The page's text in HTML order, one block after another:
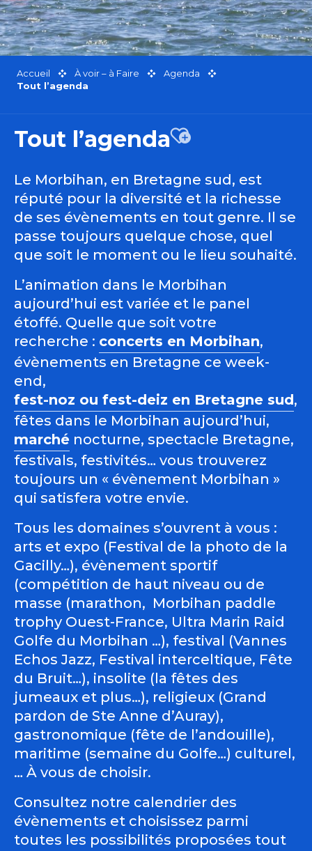
Accueil À voir – à Faire
Agenda
Tout l’agenda
Tout l’agendaAjouter aux
Le Morbihan, en Bretagne sud, est
réputé pour la diversité et la richesse
de ses évènements en tout genre. Il se
passe toujours quelque chose, quel
que soit le moment ou le lieu souhaité.
L’animation dans le Morbihan
aujourd’hui est variée et le panel
étoffé. Quelle que soit votre
recherche : concerts en Morbihan,
évènements en Bretagne ce week-
end,
fest-noz ou fest-deiz en Bretagne sud,
fêtes dans le Morbihan aujourd’hui,
marché nocturne, spectacle Bretagne,
festivals, festivités… vous trouverez
toujours un « évènement Morbihan »
qui satisfera votre envie.
Tous les domaines s’ouvrent à vous :
arts et expo (Festival de la photo de la
Gacilly…), évènement sportif
(compétition de haut niveau ou de
masse (marathon, Morbihan paddle
trophy Ouest-France, Ultra Marin Raid
Golfe du Morbihan …), festival (Vannes
Echos Jazz, Festival interceltique, Fête
du Bruit…), insolite (la fêtes des
jumeaux et plus…), religieux (Grand
pardon de Ste Anne d’Auray),
gastronomique (fête de l’andouille),
maritime (semaine du Golfe…) culturel,
… À vous de choisir.
Consultez notre calendrier des
évènements et choisissez parmi
toutes les possibilités proposées tout